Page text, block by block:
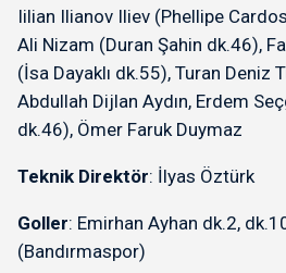
Iilian Ilianov Iliev (Phellipe
Ali Nizam (Duran Şahin dk.46),
(İsa Dayaklı dk.55), Turan Deniz
Abdullah Dijlan Aydın, Erdem
dk.46), Ömer Faruk Duymaz
Teknik Direktör: İlyas Öztürk
Goller: Emirhan Ayhan dk.2,
(Bandırmaspor)